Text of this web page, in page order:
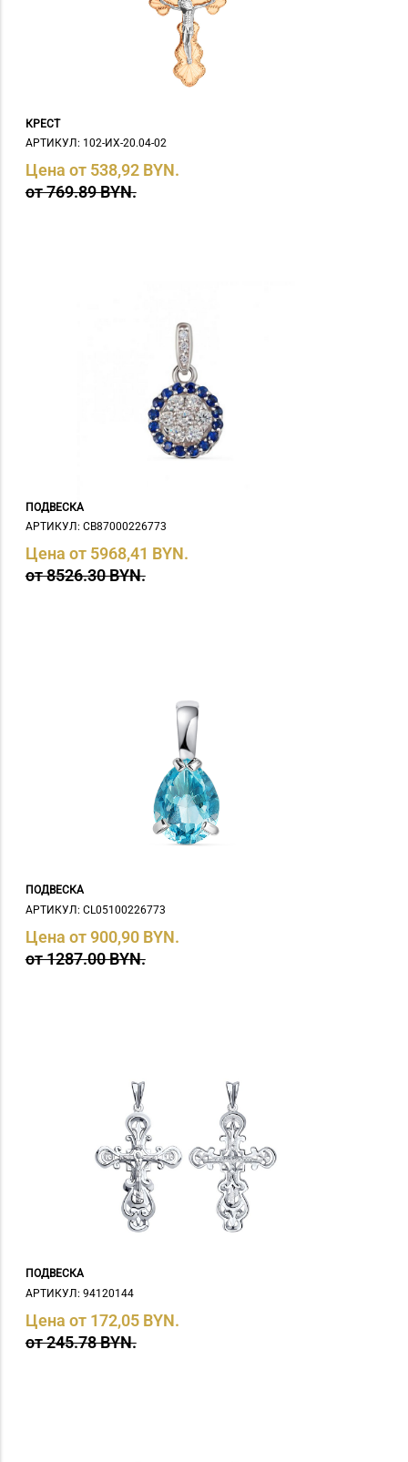
КРЕСТ
АРТИКУЛ: 102-ИХ-20.04-02
Цена от 538,92 BYN.
от 769.89 BYN.
ПОДВЕСКА
АРТИКУЛ: СB87000226773
Цена от 5968,41 BYN.
от 8526.30 BYN.
ПОДВЕСКА
АРТИКУЛ: СL05100226773
Цена от 900,90 BYN.
от 1287.00 BYN.
ПОДВЕСКА
АРТИКУЛ: 94120144
Цена от 172,05 BYN.
от 245.78 BYN.